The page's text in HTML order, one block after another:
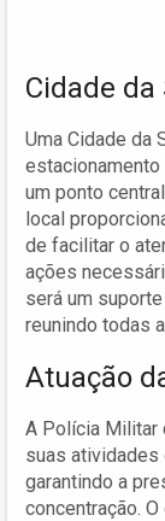
Cidade
Uma Cidade da
estacionamento
um ponto
local
de facilitar o
ações
será um
reunindo todas
Atuação
A Polícia Militar
suas atividades
garantindo a
concentração.